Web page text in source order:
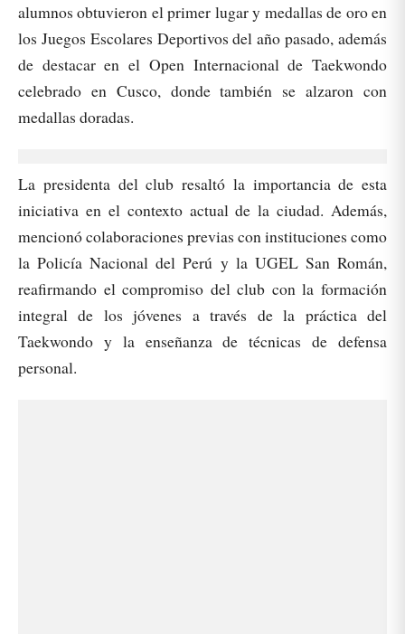
alumnos obtuvieron el primer lugar y medallas de oro en
los Juegos Escolares Deportivos del año pasado, además
de destacar en el Open Internacional de Taekwondo
celebrado en Cusco, donde también se alzaron con
medallas doradas.
La presidenta del club resaltó la importancia de esta
iniciativa en el contexto actual de la ciudad. Además,
mencionó colaboraciones previas con instituciones como
la Policía Nacional del Perú y la UGEL San Román,
reafirmando el compromiso del club con la formación
integral de los jóvenes a través de la práctica del
Taekwondo y la enseñanza de técnicas de defensa
personal.